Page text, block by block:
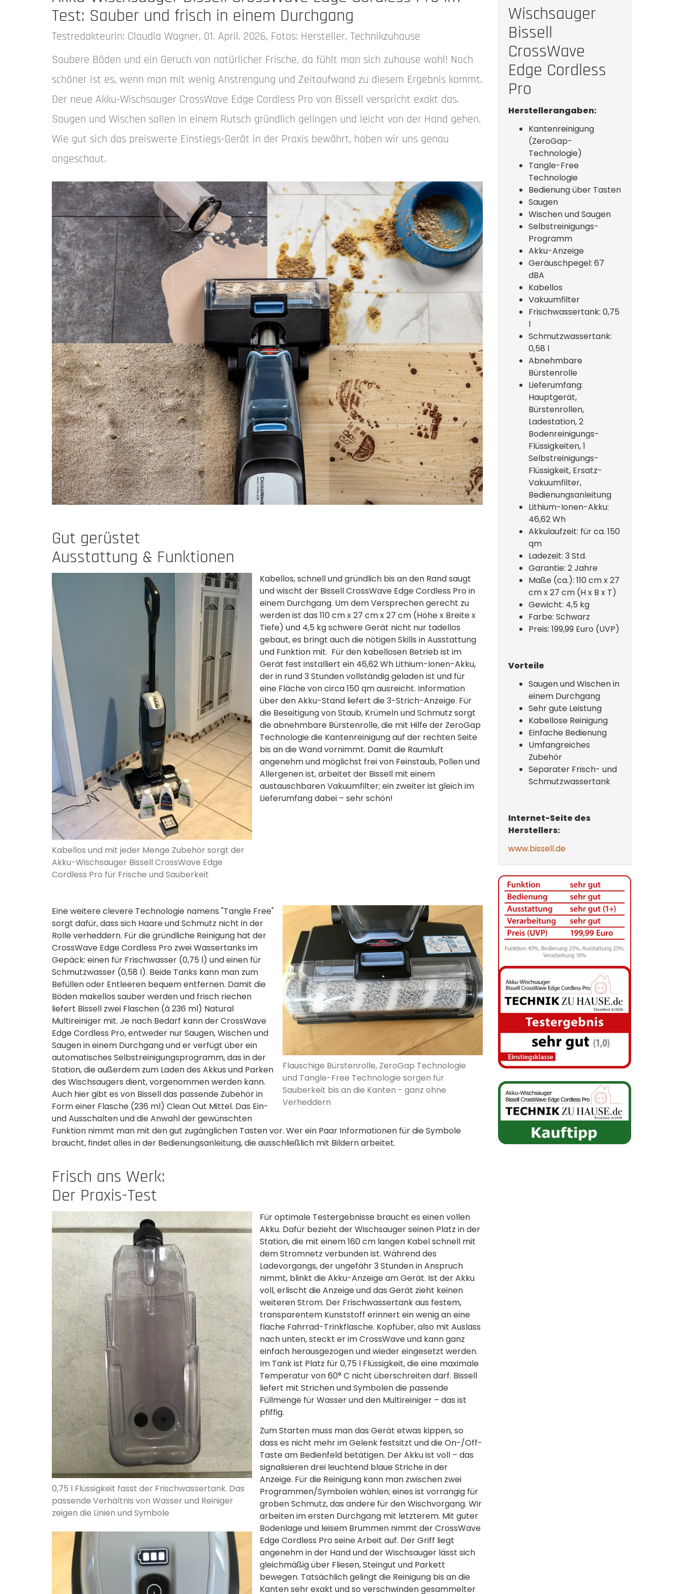
Test: Sauber und frisch in einem Durchgang
Testredakteurin: Claudia Wagner, 01. April. 2026, Fotos: Hersteller, Technikzuhause
Saubere Böden und ein Geruch von natürlicher Frische, da fühlt man sich zuhause wohl! Noch
schöner ist es, wenn man mit wenig Anstrengung und Zeitaufwand zu diesem Ergebnis kommt.
Der neue Akku-Wischsauger CrossWave Edge Cordless Pro von Bissell verspricht exakt das.
Saugen und Wischen sollen in einem Rutsch gründlich gelingen und leicht von der Hand gehen.
Wie gut sich das preiswerte Einstiegs-Gerät in der Praxis bewährt, haben wir uns genau
angeschaut.
Gut gerüstet
Ausstattung & Funktionen
Kabellos und mit jeder Menge Zubehör sorgt der
Akku-Wischsauger Bissell CrossWave Edge
Cordless Pro für Frische und Sauberkeit
Kabellos, schnell und gründlich bis an den Rand saugt
und wischt der Bissell CrossWave Edge Cordless Pro in
einem Durchgang. Um dem Versprechen gerecht zu
werden ist das 110 cm x 27 cm x 27 cm (Höhe x Breite x
Tiefe) und 4,5 kg schwere Gerät nicht nur tadellos
gebaut, es bringt auch die nötigen Skills in Ausstattung
und Funktion mit. Für den kabellosen Betrieb ist im
Gerät fest installiert ein 46,62 Wh Lithium-Ionen-Akku,
der in rund 3 Stunden vollständig geladen ist und für
eine Fläche von circa 150 qm ausreicht. Information
über den Akku-Stand liefert die 3-Strich-Anzeige. Für
die Beseitigung von Staub, Krümeln und Schmutz sorgt
die abnehmbare Bürstenrolle, die mit Hilfe der ZeroGap
Technologie die Kantenreinigung auf der rechten Seite
bis an die Wand vornimmt. Damit die Raumluft
angenehm und möglichst frei von Feinstaub, Pollen und
Allergenen ist, arbeitet der Bissell mit einem
austauschbaren Vakuumfilter; ein zweiter ist gleich im
Lieferumfang dabei – sehr schön!
Flauschige Bürstenrolle, ZeroGap Technologie
und Tangle-Free Technologie sorgen für
Sauberkeit bis an die Kanten - ganz ohne
Verheddern
Eine weitere clevere Technologie namens "Tangle Free"
sorgt dafür, dass sich Haare und Schmutz nicht in der
Rolle verheddern. Für die gründliche Reinigung hat der
CrossWave Edge Cordless Pro zwei Wassertanks im
Gepäck: einen für Frischwasser (0,75 l) und einen für
Schmutzwasser (0,58 l). Beide Tanks kann man zum
Befüllen oder Entleeren bequem entfernen. Damit die
Böden makellos sauber werden und frisch riechen
liefert Bissell zwei Flaschen (à 236 ml) Natural
Multireiniger mit. Je nach Bedarf kann der CrossWave
Edge Cordless Pro, entweder nur Saugen, Wischen und
Saugen in einem Durchgang und er verfügt über ein
automatisches Selbstreinigungsprogramm, das in der
Station, die außerdem zum Laden des Akkus und Parken
des Wischsaugers dient, vorgenommen werden kann.
Auch hier gibt es von Bissell das passende Zubehör in
Form einer Flasche (236 ml) Clean Out Mittel. Das Ein-
und Ausschalten und die Anwahl der gewünschten
Funktion nimmt man mit den gut zugänglichen Tasten vor. Wer ein Paar Informationen für die Symbole
braucht, findet alles in der Bedienungsanleitung, die ausschließlich mit Bildern arbeitet.
Frisch ans Werk:
Der Praxis-Test
0,75 l Flüssigkeit fasst der Frischwassertank. Das
passende Verhältnis von Wasser und Reiniger
zeigen die Linien und Symbole
Für optimale Testergebnisse braucht es einen vollen
Akku. Dafür bezieht der Wischsauger seinen Platz in der
Station, die mit einem 160 cm langen Kabel schnell mit
dem Stromnetz verbunden ist. Während des
Ladevorgangs, der ungefähr 3 Stunden in Anspruch
nimmt, blinkt die Akku-Anzeige am Gerät. Ist der Akku
voll, erlischt die Anzeige und das Gerät zieht keinen
weiteren Strom. Der Frischwassertank aus festem,
transparentem Kunststoff erinnert ein wenig an eine
flache Fahrrad-Trinkflasche. Kopfüber, also mit Auslass
nach unten, steckt er im CrossWave und kann ganz
einfach herausgezogen und wieder eingesetzt werden.
Im Tank ist Platz für 0,75 l Flüssigkeit, die eine maximale
Temperatur von 60° C nicht überschreiten darf. Bissell
liefert mit Strichen und Symbolen die passende
Füllmenge für Wasser und den Multireiniger – das ist
pfiffig.
Zum Starten muss man das Gerät etwas kippen, so
dass es nicht mehr im Gelenk festsitzt und die On-/Off-
Taste am Bedienfeld betätigen. Der Akku ist voll – das
signalisieren drei leuchtend blaue Striche in der
Anzeige. Für die Reinigung kann man zwischen zwei
Programmen/Symbolen wählen; eines ist vorrangig für
groben Schmutz, das andere für den Wischvorgang. Wir
arbeiten im ersten Durchgang mit letzterem. Mit guter
Bodenlage und leisem Brummen nimmt der CrossWave
Edge Cordless Pro seine Arbeit auf. Der Griff liegt
angenehm in der Hand und der Wischsauger lässt sich
gleichmäßig über Fliesen, Steingut und Parkett
bewegen. Tatsächlich gelingt die Reinigung bis an die
Kanten sehr exakt und so verschwinden gesammelter
Wischsauger
Bissell
CrossWave
Edge Cordless
Pro
Herstellerangaben:
Kantenreinigung
(ZeroGap-
Technologie)
Tangle-Free
Technologie
Bedienung über Tasten
Saugen
Wischen und Saugen
Selbstreinigungs-
Programm
Akku-Anzeige
Geräuschpegel: 67
dBA
Kabellos
Vakuumfilter
Frischwassertank: 0,75
l
Schmutzwassertank:
0,58 l
Abnehmbare
Bürstenrolle
Lieferumfang:
Hauptgerät,
Bürstenrollen,
Ladestation, 2
Bodenreinigungs-
Flüssigkeiten, 1
Selbstreinigungs-
Flüssigkeit, Ersatz-
Vakuumfilter,
Bedienungsanleitung
Lithium-Ionen-Akku:
46,62 Wh
Akkulaufzeit: für ca. 150
qm
Ladezeit: 3 Std.
Garantie: 2 Jahre
Maße (ca.): 110 cm x 27
cm x 27 cm (H x B x T)
Gewicht: 4,5 kg
Farbe: Schwarz
Preis: 199,99 Euro (UVP)
Vorteile
Saugen und Wischen in
einem Durchgang
Sehr gute Leistung
Kabellose Reinigung
Einfache Bedienung
Umfangreiches
Zubehör
Separater Frisch- und
Schmutzwassertank
Internet-Seite des
Herstellers:
www.bissell.de